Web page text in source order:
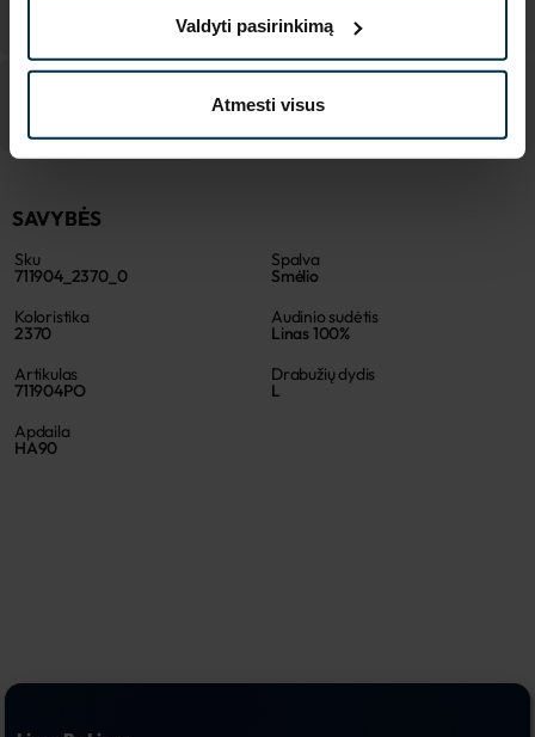
Valdyti pasirinkimą
Atmesti visus
SAVYBĖS
Sku
711904_2370_0
Spalva
Smėlio
Koloristika
2370
Audinio sudėtis
Linas 100%
Artikulas
711904PO
Drabužių dydis
L
Apdaila
HA90